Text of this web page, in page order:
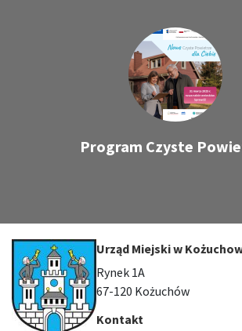
Program Czyste
Urząd Miejski w
Rynek 1A
67-120 Kożuchów
Kontakt